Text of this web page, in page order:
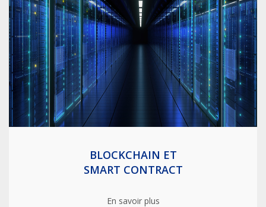
BLOCKCHAIN ET
SMART CONTRACT
En savoir plus